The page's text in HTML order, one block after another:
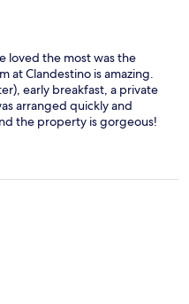
loved the most was the
at Clandestino is amazing.
early breakfast, a private
arranged quickly and
the property is gorgeous!